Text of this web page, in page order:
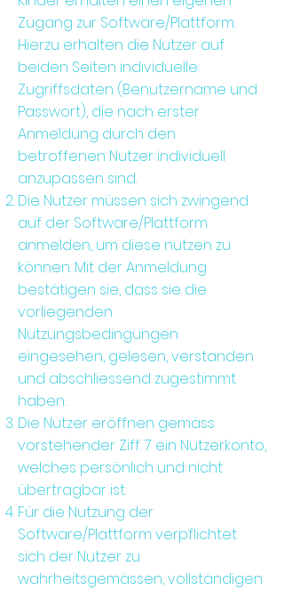
Zugang zur Software/Plattform.
Hierzu erhalten die Nutzer auf
beiden Seiten individuelle
Zugriffsdaten (Benutzername und
Passwort), die nach erster
Anmeldung durch den
betroffenen Nutzer individuell
anzupassen sind.
Die Nutzer müssen sich zwingend
auf der Software/Plattform
anmelden, um diese nutzen zu
können. Mit der Anmeldung
bestätigen sie, dass sie die
vorliegenden
Nutzungsbedingungen
eingesehen, gelesen, verstanden
und abschliessend zugestimmt
haben.
Die Nutzer eröffnen gemäss
vorstehender Ziff. 7 ein Nutzerkonto,
welches persönlich und nicht
übertragbar ist.
Für die Nutzung der
Software/Plattform verpflichtet
sich der Nutzer zu
wahrheitsgemässen, vollständigen